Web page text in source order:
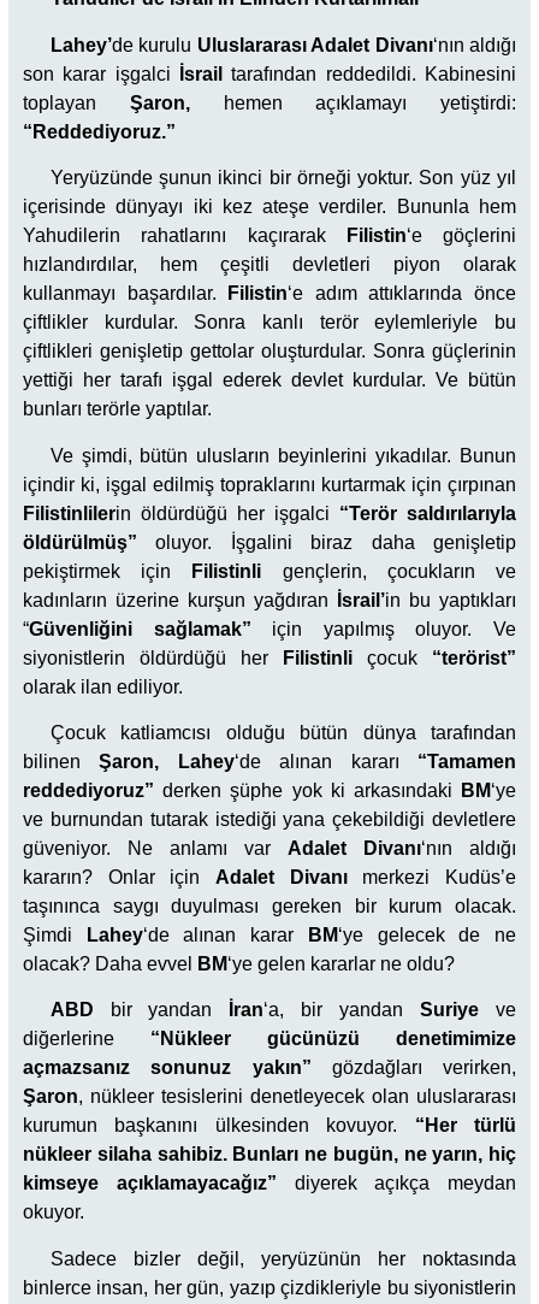
Lahey’de kurulu Uluslararası Adalet Divanı‘nın aldığı
son karar işgalci
İsrail
tarafından reddedildi. Kabinesini
toplayan Şaron,hemen açıklamayı yetiştirdi:
“Reddediyoruz.”
Yeryüzünde şunun ikinci bir örneği yoktur. Son yüz yıl
içerisinde dünyayı iki kez ateşe verdiler. Bununla hem
Yahudilerin rahatlarını kaçırarak
Filistin‘e göçlerini
hızlandırdılar, hem çeşitli devletleri piyon olarak
kullanmayı başardılar.
Filistin‘e adım attıklarında önce
çiftlikler kurdular. Sonra kanlı terör eylemleriyle bu
çiftlikleri genişletip gettolar oluşturdular. Sonra güçlerinin
yettiği her tarafı işgal ederek devlet kurdular. Ve bütün
bunları terörle yaptılar.
Ve şimdi, bütün ulusların beyinlerini yıkadılar. Bunun
içindir ki, işgal edilmiş topraklarını kurtarmak için çırpınan
Filistinlilerin öldürdüğü her işgalci “Terör saldırılarıyla
öldürülmüş” oluyor. İşgalini biraz daha genişletip
pekiştirmek için
Filistinli gençlerin, çocukların ve
kadınların üzerine kurşun yağdıran
İsrail’in bu yaptıkları
“Güvenliğini sağlamak” için yapılmış oluyor. Ve
siyonistlerin öldürdüğü her
Filistinli çocuk “terörist”
olarak ilan ediliyor.
Çocuk katliamcısı olduğu bütün dünya tarafından
bilinenŞaron, Lahey‘de alınan kararı “Tamamen
reddediyoruz” derken şüphe yok ki arkasındaki BM‘ye
ve burnundan tutarak istediği yana çekebildiği devletlere
güveniyor. Ne anlamı var Adalet Divanı‘nın aldığı
kararın? Onlar için Adalet Divanı merkezi Kudüs’e
taşınınca saygı duyulması gereken bir kurum olacak.
Şimdi
Lahey‘de alınan karar BM‘ye gelecek de ne
olacak? Daha evvel
BM‘ye gelen kararlar ne oldu?
ABD bir yandan İran‘a, bir yandanSuriye ve
diğerlerine “Nükleer gücünüzü denetimimize
açmazsanız sonunuz yakın” gözdağları verirken,
Şaron, nükleer tesislerini denetleyecek olan uluslararası
kurumun başkanını ülkesinden kovuyor. “Her türlü
nükleer silaha sahibiz. Bunları ne bugün, ne yarın, hiç
kimseye açıklamayacağız” diyerek açıkça meydan
okuyor.
Sadece bizler değil, yeryüzünün her noktasında
binlerce insan, her gün, yazıp çizdikleriyle bu siyonistlerin